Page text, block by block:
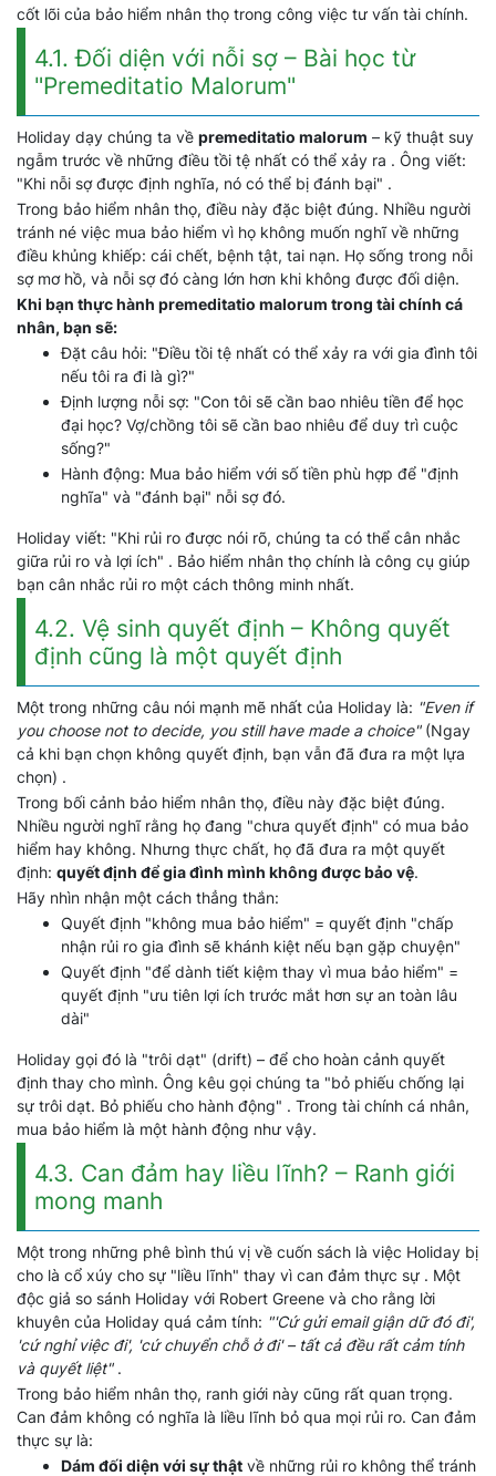
cốt lõi của bảo hiểm nhân thọ trong công việc tư vấn tài chính.
4.1. Đối diện với nỗi sợ – Bài học từ
"Premeditatio Malorum"
Holiday dạy chúng ta về premeditatio malorum – kỹ thuật suy
ngẫm trước về những điều tồi tệ nhất có thể xảy ra . Ông viết:
"Khi nỗi sợ được định nghĩa, nó có thể bị đánh bại" .
Trong bảo hiểm nhân thọ, điều này đặc biệt đúng. Nhiều người
tránh né việc mua bảo hiểm vì họ không muốn nghĩ về những
điều khủng khiếp: cái chết, bệnh tật, tai nạn. Họ sống trong nỗi
sợ mơ hồ, và nỗi sợ đó càng lớn hơn khi không được đối diện.
Khi bạn thực hành premeditatio malorum trong tài chính cá
nhân, bạn sẽ:
Đặt câu hỏi: "Điều tồi tệ nhất có thể xảy ra với gia đình tôi
nếu tôi ra đi là gì?"
Định lượng nỗi sợ: "Con tôi sẽ cần bao nhiêu tiền để học
đại học? Vợ/chồng tôi sẽ cần bao nhiêu để duy trì cuộc
sống?"
Hành động: Mua bảo hiểm với số tiền phù hợp để "định
nghĩa" và "đánh bại" nỗi sợ đó.
Holiday viết: "Khi rủi ro được nói rõ, chúng ta có thể cân nhắc
giữa rủi ro và lợi ích" . Bảo hiểm nhân thọ chính là công cụ giúp
bạn cân nhắc rủi ro một cách thông minh nhất.
4.2. Vệ sinh quyết định – Không quyết
định cũng là một quyết định
Một trong những câu nói mạnh mẽ nhất của Holiday là: "Even if
you choose not to decide, you still have made a choice"(Ngay
cả khi bạn chọn không quyết định, bạn vẫn đã đưa ra một lựa
chọn) .
Trong bối cảnh bảo hiểm nhân thọ, điều này đặc biệt đúng.
Nhiều người nghĩ rằng họ đang "chưa quyết định" có mua bảo
hiểm hay không. Nhưng thực chất, họ đã đưa ra một quyết
định: quyết định để gia đình mình không được bảo vệ.
Hãy nhìn nhận một cách thẳng thắn:
Quyết định "không mua bảo hiểm" = quyết định "chấp
nhận rủi ro gia đình sẽ khánh kiệt nếu bạn gặp chuyện"
Quyết định "để dành tiết kiệm thay vì mua bảo hiểm" =
quyết định "ưu tiên lợi ích trước mắt hơn sự an toàn lâu
dài"
Holiday gọi đó là "trôi dạt" (drift) – để cho hoàn cảnh quyết
định thay cho mình. Ông kêu gọi chúng ta "bỏ phiếu chống lại
sự trôi dạt. Bỏ phiếu cho hành động" . Trong tài chính cá nhân,
mua bảo hiểm là một hành động như vậy.
4.3. Can đảm hay liều lĩnh? – Ranh giới
mong manh
Một trong những phê bình thú vị về cuốn sách là việc Holiday bị
cho là cổ xúy cho sự "liều lĩnh" thay vì can đảm thực sự . Một
độc giả so sánh Holiday với Robert Greene và cho rằng lời
khuyên của Holiday quá cảm tính: "'Cứ gửi email giận dữ đó đi',
'cứ nghỉ việc đi', 'cứ chuyển chỗ ở đi' – tất cả đều rất cảm tính
và quyết liệt".
Trong bảo hiểm nhân thọ, ranh giới này cũng rất quan trọng.
Can đảm không có nghĩa là liều lĩnh bỏ qua mọi rủi ro. Can đảm
thực sự là:
Dám đối diện với sự thật về những rủi ro không thể tránh